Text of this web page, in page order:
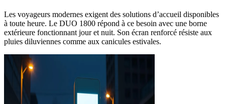
Les voyageurs modernes exigent des solutions d’accueil disponibles
à toute heure. Le DUO 1800 répond à ce besoin avec une borne
extérieure fonctionnant jour et nuit. Son écran renforcé résiste aux
pluies diluviennes comme aux canicules estivales.